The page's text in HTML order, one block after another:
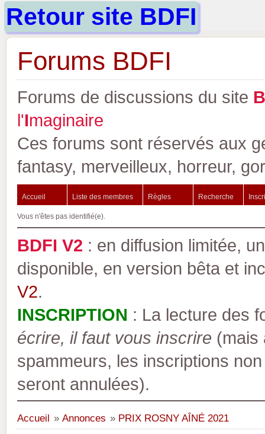
Retour site BDFI
Forums BDFI
Forums de discussions du site B
l'Imaginaire
Ces forums sont réservés aux
fantasy, merveilleux, horreur,
Accueil Liste des membres Règles Recherche
Vous n'êtes pas identifié(e).
BDFI V2 : en diffusion limitée,
disponible, en version bêta et
V2.
INSCRIPTION : La lecture des
écrire, il faut vous inscrire (mais
spammeurs, les inscriptions
seront annulées).
Accueil » Annonces » PRIX ROSNY AÎNÉ 2021